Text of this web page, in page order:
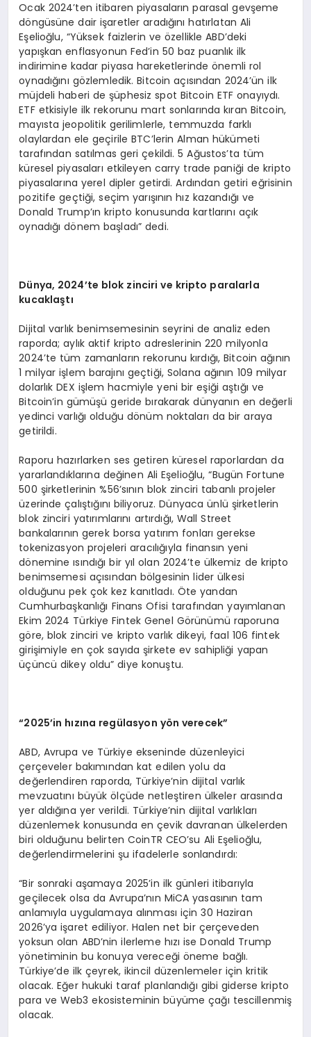
Ocak 2024’ten itibaren piyasaların parasal gevşeme
döngüsüne dair işaretler aradığını hatırlatan Ali
Eşelioğlu, “Yüksek faizlerin ve özellikle ABD’deki
yapışkan enflasyonun Fed’in 50 baz puanlık ilk
indirimine kadar piyasa hareketlerinde önemli rol
oynadığını gözlemledik. Bitcoin açısından 2024’ün ilk
müjdeli haberi de şüphesiz spot Bitcoin ETF onayıydı.
ETF etkisiyle ilk rekorunu mart sonlarında kıran Bitcoin,
mayısta jeopolitik gerilimlerle, temmuzda farklı
olaylardan ele geçirile BTC’lerin Alman hükümeti
tarafından satılmas geri çekildi. 5 Ağustos’ta tüm
küresel piyasaları etkileyen carry trade paniği de kripto
piyasalarına yerel dipler getirdi. Ardından getiri eğrisinin
pozitife geçtiği, seçim yarışının hız kazandığı ve
Donald Trump’ın kripto konusunda kartlarını açık
oynadığı dönem başladı” dedi.
Dünya, 2024’te blok zinciri ve kripto paralarla
kucaklaştı
Dijital varlık benimsemesinin seyrini de analiz eden
raporda; aylık aktif kripto adreslerinin 220 milyonla
2024’te tüm zamanların rekorunu kırdığı, Bitcoin ağının
1 milyar işlem barajını geçtiği, Solana ağının 109 milyar
dolarlık DEX işlem hacmiyle yeni bir eşiği aştığı ve
Bitcoin’in gümüşü geride bırakarak dünyanın en değerli
yedinci varlığı olduğu dönüm noktaları da bir araya
getirildi.
Raporu hazırlarken ses getiren küresel raporlardan da
yararlandıklarına değinen Ali Eşelioğlu, “Bugün Fortune
500 şirketlerinin %56’sının blok zinciri tabanlı projeler
üzerinde çalıştığını biliyoruz. Dünyaca ünlü şirketlerin
blok zinciri yatırımlarını artırdığı, Wall Street
bankalarının gerek borsa yatırım fonları gerekse
tokenizasyon projeleri aracılığıyla finansın yeni
dönemine ısındığı bir yıl olan 2024’te ülkemiz de kripto
benimsemesi açısından bölgesinin lider ülkesi
olduğunu pek çok kez kanıtladı. Öte yandan
Cumhurbaşkanlığı Finans Ofisi tarafından yayımlanan
Ekim 2024 Türkiye Fintek Genel Görünümü raporuna
göre, blok zinciri ve kripto varlık dikeyi, faal 106 fintek
girişimiyle en çok sayıda şirkete ev sahipliği yapan
üçüncü dikey oldu” diye konuştu.
“2025’in hızına regülasyon yön verecek”
ABD, Avrupa ve Türkiye ekseninde düzenleyici
çerçeveler bakımından kat edilen yolu da
değerlendiren raporda, Türkiye’nin dijital varlık
mevzuatını büyük ölçüde netleştiren ülkeler arasında
yer aldığına yer verildi. Türkiye’nin dijital varlıkları
düzenlemek konusunda en çevik davranan ülkelerden
biri olduğunu belirten CoinTR CEO’su Ali Eşelioğlu,
değerlendirmelerini şu ifadelerle sonlandırdı:
“Bir sonraki aşamaya 2025’in ilk günleri itibarıyla
geçilecek olsa da Avrupa’nın MiCA yasasının tam
anlamıyla uygulamaya alınması için 30 Haziran
2026’ya işaret ediliyor. Halen net bir çerçeveden
yoksun olan ABD’nin ilerleme hızı ise Donald Trump
yönetiminin bu konuya vereceği öneme bağlı.
Türkiye’de ilk çeyrek, ikincil düzenlemeler için kritik
olacak. Eğer hukuki taraf planlandığı gibi giderse kripto
para ve Web3 ekosisteminin büyüme çağı tescillenmiş
olacak.